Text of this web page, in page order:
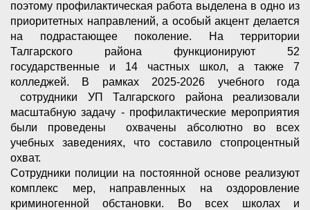
поэтому профилактическая работа выделена в одно из
приоритетных направлений, а особый акцент делается
на подрастающее поколение. На территории
Талгарского района функционируют 52
государственные и 14 частных школ, а также 7
колледжей. В рамках 2025-2026 учебного года
сотрудники УП Талгарского района реализовали
масштабную задачу - профилактические мероприятия
были проведены охвачены абсолютно во всех
учебных заведениях, что составило стопроцентный
охват.
Сотрудники полиции на постоянной основе реализуют
комплекс мер, направленных на оздоровление
криминогенной обстановки. Во всех школах и